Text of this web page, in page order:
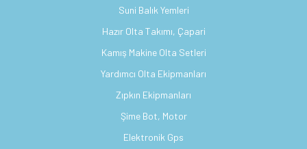
Suni Balık Yemleri
Hazır Olta Takımı, Çapari
Kamış Makine Olta Setleri
Yardımcı Olta Ekipmanları
Zıpkın Ekipmanları
Şime Bot, Motor
Elektronik Gps